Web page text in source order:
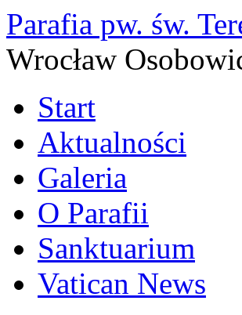
Parafia pw. św.
Wrocław
Start
Aktualności
Galeria
O Parafii
Sanktuarium
Vatican News